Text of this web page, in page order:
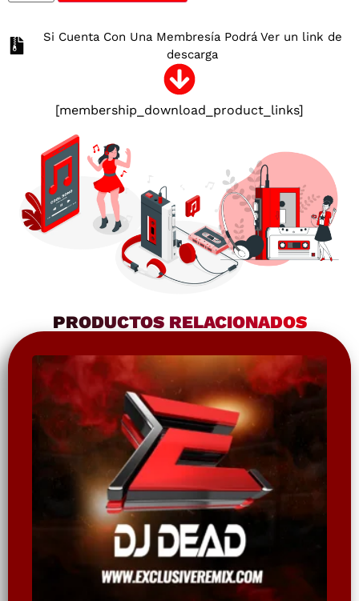
Si Cuenta Con Una Membresía Podrá Ver un link de
descarga
[membership_download_product_links]
PRODUCTOS RELACIONADOS